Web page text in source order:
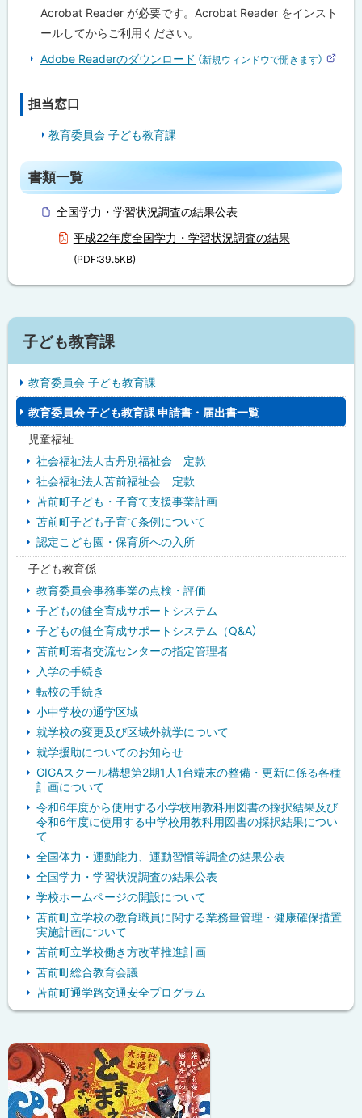
Acrobat Reader が必要です。Acrobat Reader をインスト
ールしてからご利用ください。
Adobe Readerのダウンロード （新規ウィンドウで開きます）
ト
ト
に
戻
担当窓口
教育委員会 子ども教育課
ト
ッ書類一覧
全国学力・学習状況調査の結果公表
平成22年度全国学力・学習状況調査の結果
(PDF:39.5KB)
ト
に
戻
る
サ
イ
ド
・
子ども教育課
教育委員会 子ども教育課
教育委員会 子ども教育課 申請書・届出書一覧
児童福祉
社会福祉法人古丹別福祉会 定款
社会福祉法人苫前福祉会 定款
苫前町子ども・子育て支援事業計画
苫前町子ども子育て条例について
認定こども園・保育所への入所
子ども教育係
教育委員会事務事業の点検・評価
子どもの健全育成サポートシステム
子どもの健全育成サポートシステム（Q&A）
苫前町若者交流センターの指定管理者
入学の手続き
転校の手続き
小中学校の通学区域
就学校の変更及び区域外就学について
就学援助についてのお知らせ
GIGAスクール構想第2期1人1台端末の整備・更新に係る各種
計画について
令和6年度から使用する小学校用教科用図書の採択結果及び
令和6年度に使用する中学校用教科用図書の採択結果につい
て
全国体力・運動能力、運動習慣等調査の結果公表
全国学力・学習状況調査の結果公表
学校ホームページの開設について
苫前町立学校の教育職員に関する業務量管理・健康確保措置
実施計画について
苫前町立学校働き方改革推進計画
苫前町総合教育会議
苫前町通学路交通安全プログラム
ッ
ク
ア